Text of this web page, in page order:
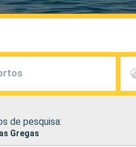
de pesquisa:
Gregas